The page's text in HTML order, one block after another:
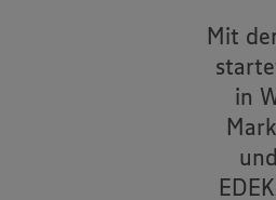
Mit
in